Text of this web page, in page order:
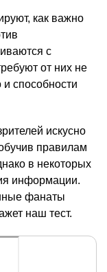
как важно
с
от них не
и способности
искусно
правилам
в некоторых
информации.
фанаты
наш тест.